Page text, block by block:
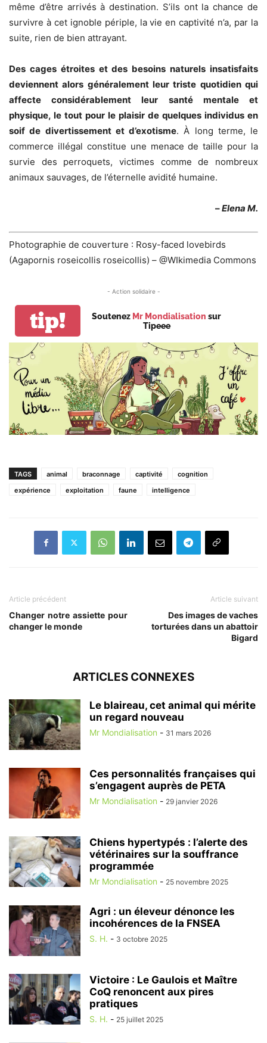
même d’être arrivés à destination. S’ils ont la chance de
survivre à cet ignoble périple, la vie en captivité n’a, par la
suite, rien de bien attrayant.
Des cages étroites et des besoins naturels insatisfaits
deviennent alors généralement leur triste quotidien qui
affecte considérablement leur santé mentale et
physique, le tout pour le plaisir de quelques individus en
soif de divertissement et d’exotisme. À long terme, le
commerce illégal constitue une menace de taille pour la
survie des perroquets, victimes comme de nombreux
animaux sauvages, de l’éternelle avidité humaine.
–Elena M.
Photographie de couverture : Rosy-faced lovebirds
(Agapornis roseicollis roseicollis) – @WIkimedia Commons
- Action solidaire -
tip! Soutenez Mr Mondialisation sur
Tipeee
TAGS animal braconnage captivité
cognition
expérience
exploitation faune intelligence
Article précédent
Changer notre assiette pour
changer le monde
Article suivant
Des images de vaches
torturées dans un abattoir
Bigard
ARTICLES CONNEXES
Le blaireau, cet animal qui mérite
un regard nouveau
Mr Mondialisation - 31 mars 2026
Ces personnalités françaises qui
s’engagent auprès de PETA
Mr Mondialisation - 29 janvier 2026
Chiens hypertypés : l’alerte des
vétérinaires sur la souffrance
programmée
Mr Mondialisation - 25 novembre 2025
Agri : un éleveur dénonce les
incohérences de la FNSEA
S. H. - 3 octobre 2025
Victoire : Le Gaulois et Maître
CoQ renoncent aux pires
pratiques
S. H. - 25 juillet 2025